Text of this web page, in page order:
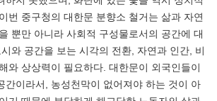
번 중구청의 대한문 분향소 철거는 삶과 자연
뿐만 아니라 사회적 구성물로서의 공간에 대
와 공간을 보는 시각의 전환, 자연과 인간, 비
와 상상력이 필요하다. 대한문이 외국인들이
간이라서, 농성천막이 없어져야 하는 것이 아